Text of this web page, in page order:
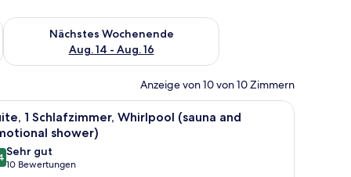
Aug. 7 - Aug. 9.
Nächstes Wochenende
Aug. 14 - Aug. 16
Überprüfe die Verfügbarkeit für nächstes Wochenende, Aug.
Anzeige von 10 von 10 Zimmern
Bett, einem runden Spiegel, einer Badewanne und einem
Ein modernes Hotelzimmer mit einem
7
1 Schlafzimmer, Whirlpool (sauna and
shower)
von 10
Sehr gut
10 Bewertungen
(10